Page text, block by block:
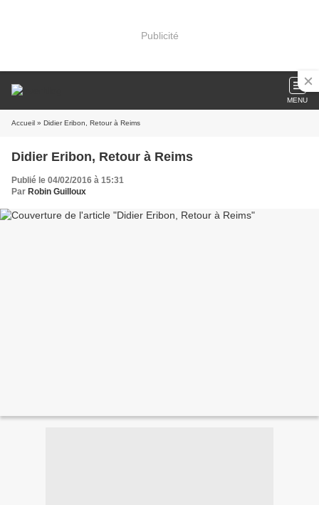
Publicité
MENU
Accueil » Didier Eribon, Retour à Reims
Didier Eribon, Retour à Reims
Publié le 04/02/2016 à 15:31
Par Robin Guilloux